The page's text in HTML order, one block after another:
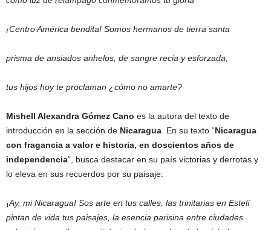
¡Centro América bendita! Somos hermanos de tierra santa
prisma de ansiados anhelos, de sangre recia y esforzada,
tus hijos hoy te proclaman ¿cómo no amarte?
Mishell Alexandra Gómez Cano es la autora del texto de
introducción en la sección de Nicaragua . En su texto “Nicaragua
con fragancia a valor e historia, en doscientos años de
independencia”, busca destacar en su país victorias y derrotas y
lo eleva en sus recuerdos por su paisaje:
¡Ay, mi Nicaragua! Sos arte en tus calles, las trinitarias en Estelí
pintan de vida tus paisajes, la esencia parisina entre ciudades